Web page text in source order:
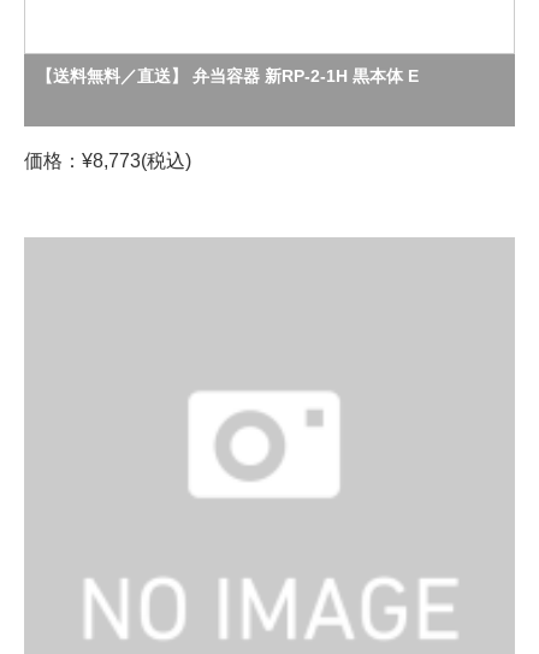
【送料無料／直送】 弁当容器 新RP-2-1H 黒本体 E
価格：¥8,773(税込)